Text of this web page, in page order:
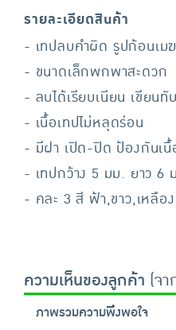
รายละเอียดสินค้า
- เทปลบคำผิด รูปก้อนเม
- ขนาดเล็กพกพาสะดวก
- ลบได้เรียบเนียน เขียนทั
- เนื้อเทปไม่หลุดร่อน
- มีฝา เปิด-ปิด ป้องกันเนื้
- เทปกว้าง 5 มม. ยาว 6
- คละ 3 สี ฟ้า,ขาว,เหลือง
ความเห็นของลูกค้า (จ
ภาพรวมความพึงพอใจ